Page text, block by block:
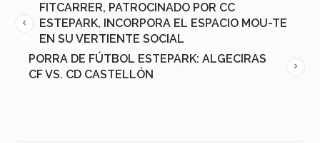
FITCARRER, PATROCINADO POR CC
ESTEPARK, INCORPORA EL ESPACIO MOU-TE
EN SU VERTIENTE SOCIAL
PORRA DE FÚTBOL ESTEPARK: ALGECIRAS
CF VS. CD CASTELLÓN